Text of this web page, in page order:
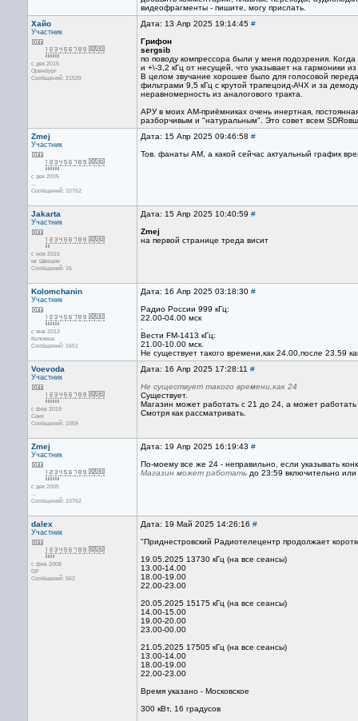
видеофрагменты - пишите, могу прислать.
Хайо
Участник
с дек 2015
Оренбург
Сообщений: 21539
Дата: 13 Апр 2025 19:14:45 #
Грифон
sergsib
по поводу компрессора были у меня подозрения.
и +\-3,2 кГц от несущей, что указывает на гармоники
В целом звучание хорошее было для голосовой
фильтрами 9,5 кГц с крутой трапецоид-АЧХ и за
неравномерность из аналогового тракта.
АРУ в моих АМ-приёмниках очень инертная,
разборчивым и "натуральным". Это совет всем
Zmej
Участник
с дек 2005
...
Сообщений: 10762
Дата: 15 Апр 2025 09:46:58 #
Тов. фанаты АМ, а какой сейчас актуальный график
Jakarta
Участник
с ноя 2015
юг Швеции
Сообщений: 15
Дата: 15 Апр 2025 10:40:59 #
Zmej
на первой странице треда висит
Kolomchanin
Участник
с янв 2013
Коломна
Сообщений: 1651
Дата: 16 Апр 2025 03:18:30 #
Радио России 999 кГц:
22.00-04.00 мск
Вести FM-1413 кГц:
21.00-10.00 мск.
Не существует такого времени,как 24.00,после 23.59
Voevoda
Участник
с фев 2019
Саки
Сообщений: 1059
Дата: 16 Апр 2025 17:28:11 #
Не существует такого времени,как 24
Существует.
Магазин может работать с 21 до 24, а может
Смотря как рассматривать.
Zmej
Участник
с дек 2005
...
Сообщений: 10762
Дата: 19 Апр 2025 16:19:43 #
По-моему все же 24 - неправильно, если указывать
Магазин может работать до 23:59 включительно
dalex
Участник
с фев 2008
DP
Сообщений: 562
Дата: 19 Май 2025 14:26:16 #
"Приднестровский Радиотелецентр продолжает
19.05.2025 13730 кГц (на все сеансы)
13.00-14.00
18.00-19.00
22.00-23.00
20.05.2025 15175 кГц (на все сеансы)
14.00-15.00
19.00-20.00
23.00-00.00
21.05.2025 17505 кГц (на все сеансы)
13.00-14.00
18.00-19.00
22.00-23.00
Время указано - Московское
300 кВт, 16 градусов